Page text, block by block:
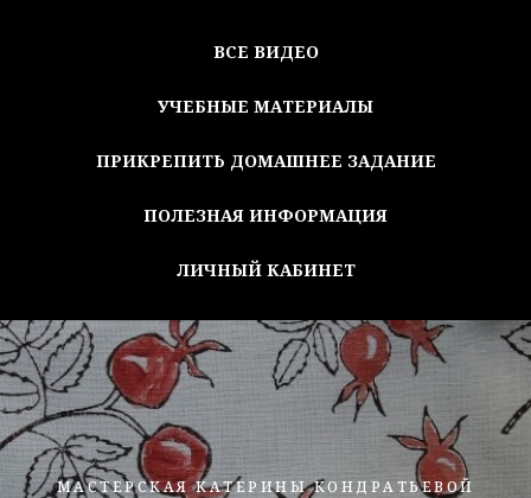
ВСЕ ВИДЕО
УЧЕБНЫЕ МАТЕРИАЛЫ
ПРИКРЕПИТЬ ДОМАШНЕЕ ЗАДАНИЕ
ПОЛЕЗНАЯ ИНФОРМАЦИЯ
ЛИЧНЫЙ КАБИНЕТ
МАСТЕРСКАЯ КАТЕРИНЫ КОНДРАТЬЕВОЙ